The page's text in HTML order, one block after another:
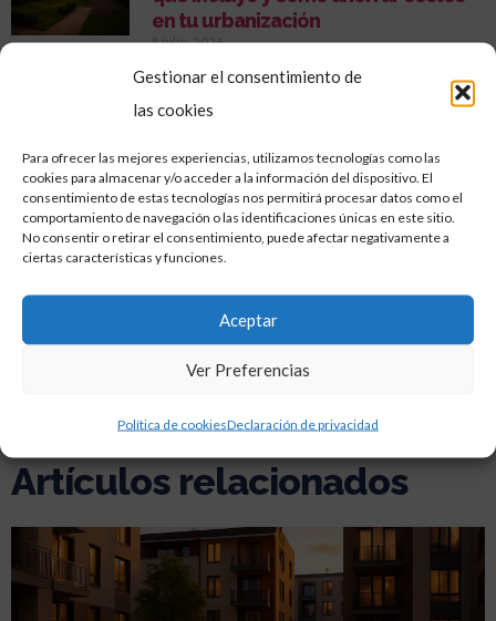
Gestionar el consentimiento de
las cookies
Para ofrecer las mejores experiencias, utilizamos tecnologías como las
cookies para almacenar y/o acceder a la información del dispositivo. El
consentimiento de estas tecnologías nos permitirá procesar datos como el
comportamiento de navegación o las identificaciones únicas en este sitio.
No consentir o retirar el consentimiento, puede afectar negativamente a
ciertas características y funciones.
Aceptar
Ver Preferencias
Política de cookiesDeclaración de privacidad
en tu urbanización
8 julio, 2026
Cómo Rehabilitar la Fachada de tu
Edificio Antiguo: Guía Práctica
Qué incluye un servicio profesional
de limpieza de comunidades
19 mayo, 2026
Cuándo es necesario rehabilitar un
edificio
ANTERIOR
Tarifas de luz para el ahorro en tu obra nueva
SIGUIENTE
Artículos relacionados